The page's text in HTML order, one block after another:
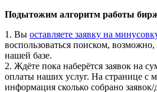
Подытожим алгоритм работы
1. Вы оставляете заявку на
воспользоваться поиском,
нашей базе.
2. Ждёте пока наберётся заявок на
оплаты наших услуг. На странице с
информация сколько собрано заявок/